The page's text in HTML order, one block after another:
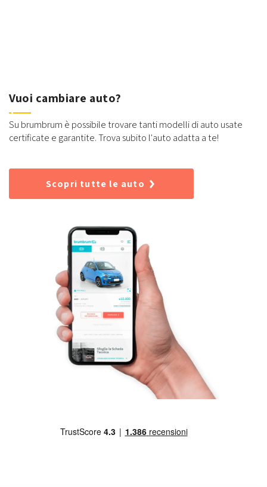
Vuoi cambiare auto?
Su brumbrum è possibile trovare tanti modelli di auto usate
certificate e garantite. Trova subito l'auto adatta a te!
Scopri tutte le auto